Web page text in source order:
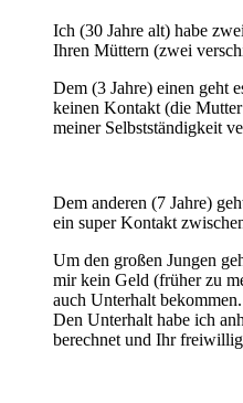
Ich (30 Jahre alt) habe
Ihren Müttern (zwei
Dem (3 Jahre) einen geht
keinen Kontakt (die
meiner Selbstständigkeit
Dem anderen (7 Jahre)
ein super Kontakt
Um den großen Jungen
mir kein Geld (früher zu
auch Unterhalt bekommen.
Den Unterhalt habe ich
berechnet und Ihr